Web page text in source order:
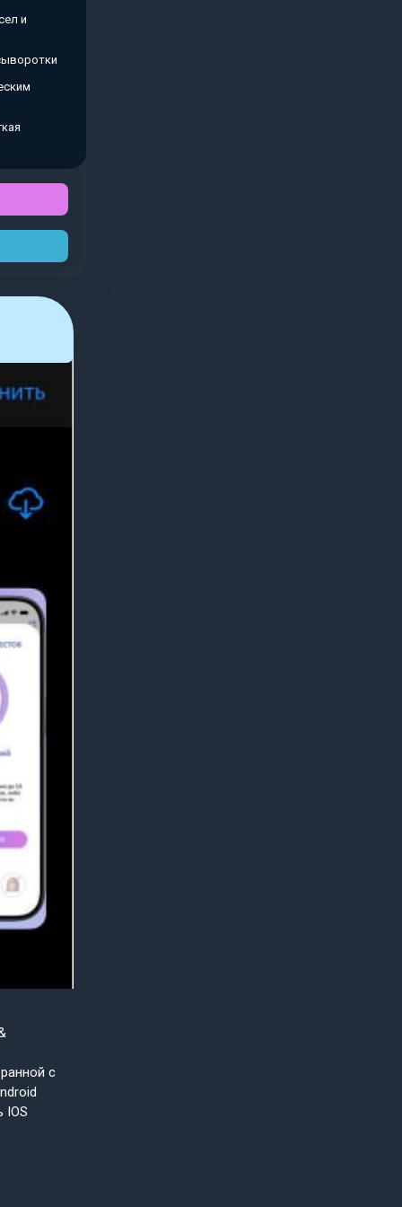
и
с
IOS